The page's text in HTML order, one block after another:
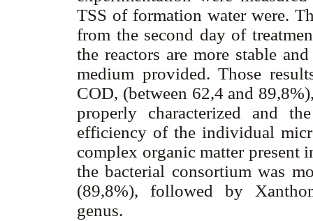
TSS of formation water were.
from the second day of
the reactors are more stable
medium provided. Those
COD, (between 62,4 and
properly characterized and
efficiency of the individual
complex organic matter present
the bacterial consortium was
(89,8%), followed by
genus.